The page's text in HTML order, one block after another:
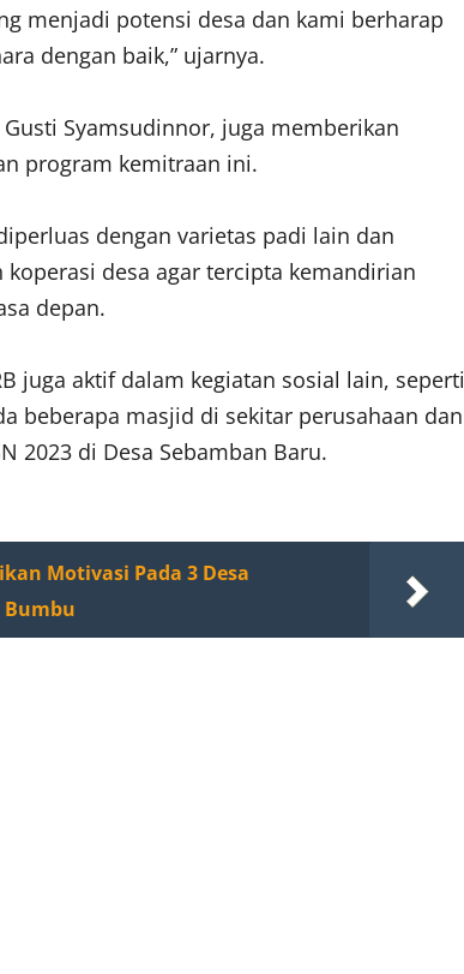
menjadi potensi desa dan kami berharap
dengan baik,” ujarnya.
Syamsudinnor, juga memberikan
program kemitraan ini.
dengan varietas padi lain dan
desa agar tercipta kemandirian
depan.
juga aktif dalam kegiatan sosial lain, seperti
beberapa masjid di sekitar perusahaan dan
2023 di Desa Sebamban Baru.
Motivasi Pada 3 Desa
Bumbu